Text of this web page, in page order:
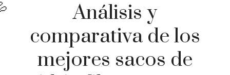
Análisis y
comparativa de los
mejores sacos de